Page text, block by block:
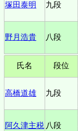
塚田泰明 九段
野月浩貴 八段
氏名 段位
高橋道雄 九段
阿久津主税 八段